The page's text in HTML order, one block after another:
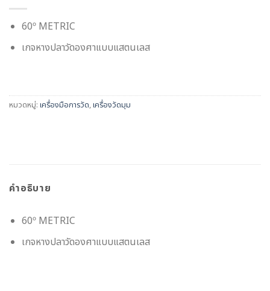
60º METRIC
เกจหางปลาวัดองศาแบบแสตนเลส
หมวดหมู่: เครื่องมือการวัด,เครื่องวัดมุม
คำอธิบาย
60º METRIC
เกจหางปลาวัดองศาแบบแสตนเลส